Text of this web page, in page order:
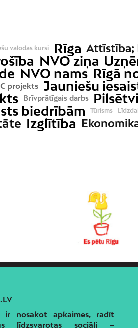
valodas kursi Rīga Attīstība;
NVO ziņa
NVO nams Rīgā
projekts Jauniešu
Brīvprātīgais darbs
biedrībām Tūrisms
Izglītība
ir nosakot apkaimes, radīt
līdzsvarotas sociāli –